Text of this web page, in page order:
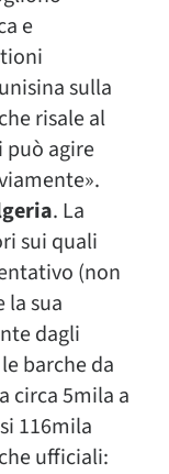
e
sulla
risale al
può agire
. La
sui quali
(non
sua
dagli
barche da
circa 5mila a
116mila
ufficiali: